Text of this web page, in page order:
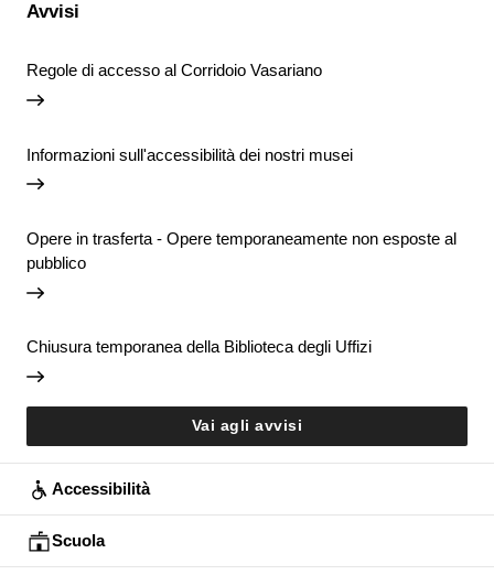
Avvisi
Regole di accesso al Corridoio Vasariano
Informazioni sull'accessibilità dei nostri musei
Opere in trasferta - Opere temporaneamente non esposte al
pubblico
Chiusura temporanea della Biblioteca degli Uffizi
Vai agli avvisi
Accessibilità
Scuola